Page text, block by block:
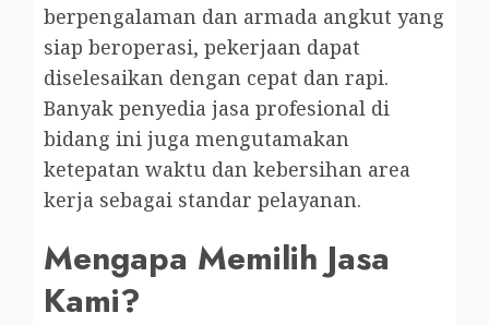
berpengalaman dan armada angkut yang
siap beroperasi, pekerjaan dapat
diselesaikan dengan cepat dan rapi.
Banyak penyedia jasa profesional di
bidang ini juga mengutamakan
ketepatan waktu dan kebersihan area
kerja sebagai standar pelayanan.
Mengapa Memilih Jasa
Kami?